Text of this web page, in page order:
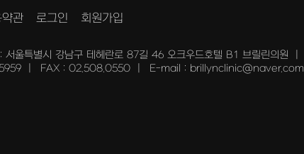
약관 로그인 회원가입
서울특별시 강남구 테헤란로 87길 46 오크우드호텔 B1 브릴린의원
FAX : 02.508.0550 E-mail : brillynclinic@naver.com